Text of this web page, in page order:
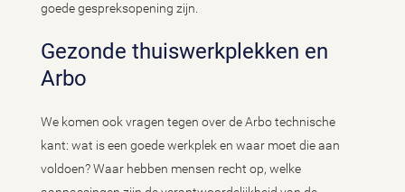
goede gespreksopening zijn.
Gezonde thuiswerkplekken en
Arbo
We komen ook vragen tegen over de Arbo technische
kant: wat is een goede werkplek en waar moet die aan
voldoen? Waar hebben mensen recht op, welke